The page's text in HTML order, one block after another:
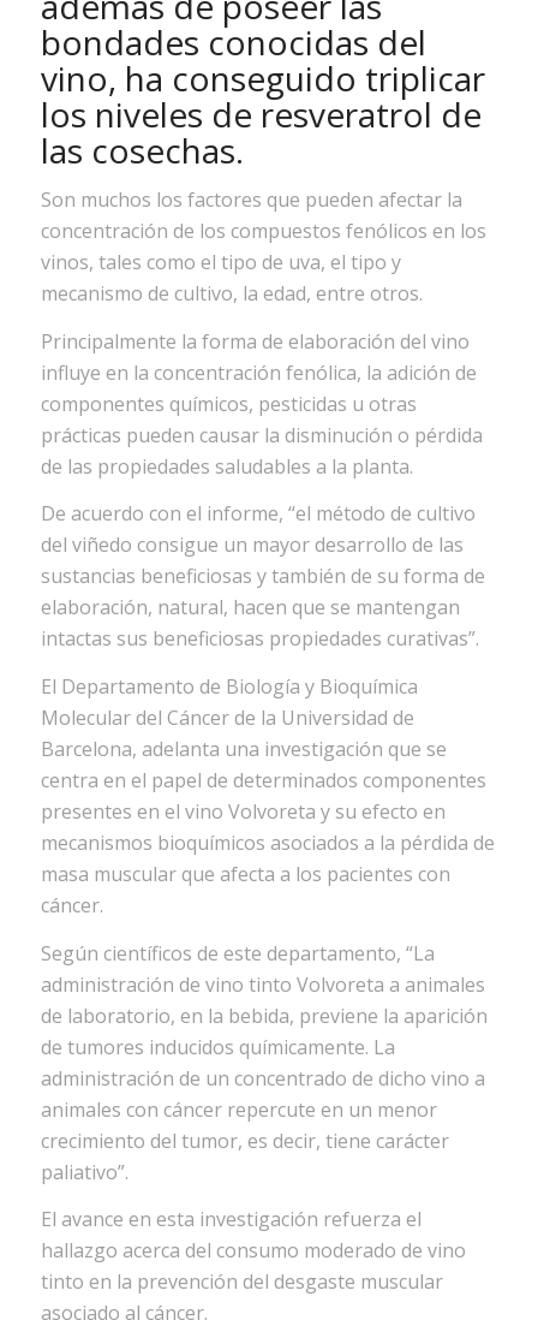
bondades conocidas del
vino, ha conseguido triplicar
los niveles de resveratrol de
las cosechas.
Son muchos los factores que pueden afectar la
concentración de los compuestos fenólicos en los
vinos, tales como el tipo de uva, el tipo y
mecanismo de cultivo, la edad, entre otros.
Principalmente la forma de elaboración del vino
influye en la concentración fenólica, la adición de
componentes químicos, pesticidas u otras
prácticas pueden causar la disminución o pérdida
de las propiedades saludables a la planta.
De acuerdo con el informe, “el método de cultivo
del viñedo consigue un mayor desarrollo de las
sustancias beneficiosas y también de su forma de
elaboración, natural, hacen que se mantengan
intactas sus beneficiosas propiedades curativas”.
El Departamento de Biología y Bioquímica
Molecular del Cáncer de la Universidad de
Barcelona, adelanta una investigación que se
centra en el papel de determinados componentes
presentes en el vino Volvoreta y su efecto en
mecanismos bioquímicos asociados a la pérdida de
masa muscular que afecta a los pacientes con
cáncer.
Según científicos de este departamento, “La
administración de vino tinto Volvoreta a animales
de laboratorio, en la bebida, previene la aparición
de tumores inducidos químicamente. La
administración de un concentrado de dicho vino a
animales con cáncer repercute en un menor
crecimiento del tumor, es decir, tiene carácter
paliativo”.
El avance en esta investigación refuerza el
hallazgo acerca del consumo moderado de vino
tinto en la prevención del desgaste muscular
asociado al cáncer.